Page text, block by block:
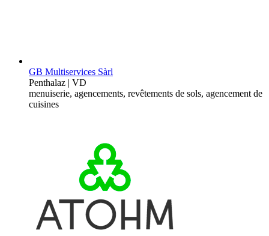
GB Multiservices Sàrl
Penthalaz | VD
menuiserie, agencements, revêtements de sols, agencement de
cuisines